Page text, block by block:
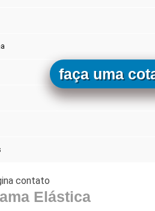
Elástica
faça uma